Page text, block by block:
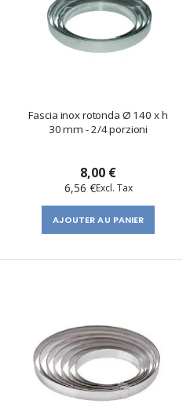
Fascia inox rotonda Ø 140 x h
30 mm - 2/4 porzioni
8,00 €
6,56 €
AJOUTER AU PANIER